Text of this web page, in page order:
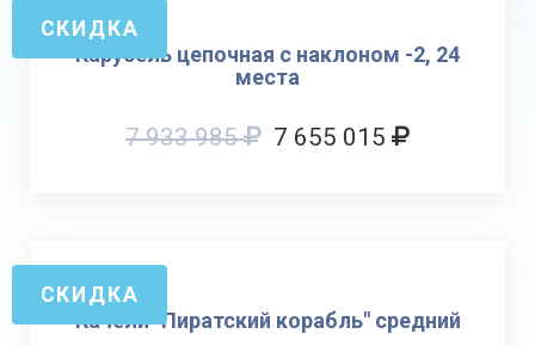
Карусель цепочная с наклоном -2, 24
места
7 933 985 7 655 015
СКИДКА
Качели "Пиратский корабль" средний
СКИДКА